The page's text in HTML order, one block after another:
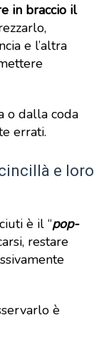
in braccio il
e l’altra
o dalla coda
errati.
e loro
è il “pop-
restare
è